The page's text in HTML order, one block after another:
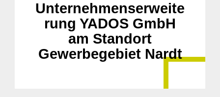
Unternehmenserweite
rung YADOS GmbH
am Standort
Gewerbegebiet Nardt